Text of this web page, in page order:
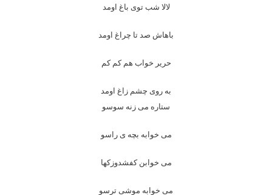
لالا شب توی باغ اومد
باهاش صد تا چراغ اومد
حریر خواب هم کم کم
به روی چشم زاغ اومد
ستاره می زنه سوسو
می خوابه بچه ی راسو
می خوابن کفشدوزکها
می خوابه موشی ترسو